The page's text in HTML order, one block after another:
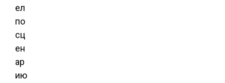
ел
по
сц
ен
ар
ию